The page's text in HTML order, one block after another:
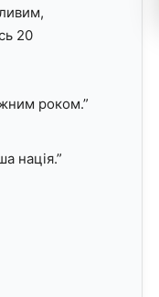
20
роком.”
нація.”